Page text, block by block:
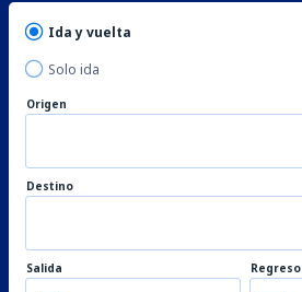
Ida y vuelta
Solo ida
Origen
Destino
Salida Regreso